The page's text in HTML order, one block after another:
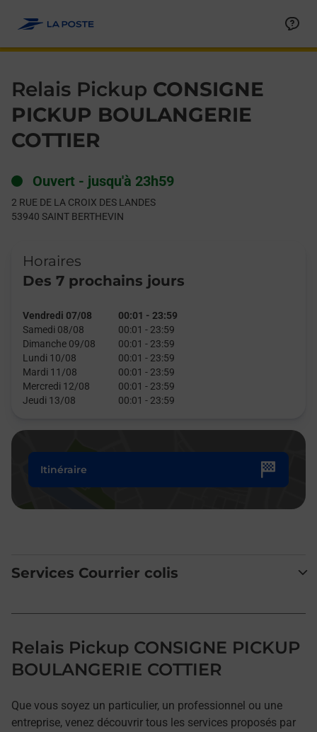
Relais Pickup CONSIGNE
PICKUP BOULANGERIE
COTTIER
Ouvert - jusqu'à 23h59
2 RUE DE LA CROIX DES LANDES
53940 SAINT BERTHEVIN
Horaires
Des 7 prochains jours
Vendredi 07/08 00:01 - 23:59
Samedi 08/08
00:01 - 23:59
Dimanche 09/08
00:01 - 23:59
Lundi 10/08
00:01 - 23:59
Mardi 11/08
00:01 - 23:59
Mercredi 12/08
00:01 - 23:59
Jeudi 13/08
00:01 - 23:59
Itinéraire
Services Courrier colis
Relais Pickup CONSIGNE PICKUP
BOULANGERIE COTTIER
Que vous soyez un particulier, un professionnel ou une
entreprise, venez découvrir tous les services proposés par